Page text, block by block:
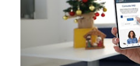
¿Viajas por
REGULARIZA TUS
HIDRANDINA: POR